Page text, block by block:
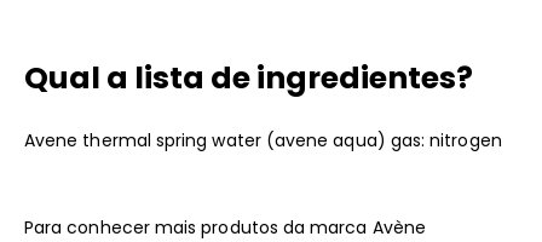
Qual a lista de ingredientes?
Avene thermal spring water (avene aqua) gas: nitrogen
Para conhecer mais produtos da marca Avène